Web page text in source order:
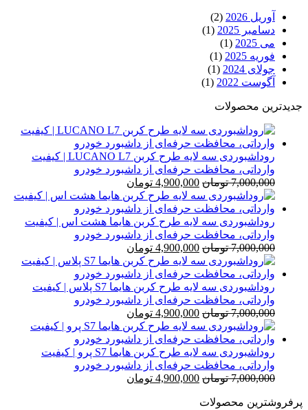
آوریل 2026
(2)
دسامبر 2025
(1)
می 2025
(1)
فوریه 2025
(1)
جولای 2024
(1)
آگوست 2022
(1)
جدیدترین محصولات
روداشبوردی سه‌ لایه طرح کربن LUCANO L7 | کیفیت
وارداتی، محافظت حرفه‌ای از داشبورد خودرو
7,000,000 تومان قیمت
اصلی
7,000,000 تومان
بود.
4,900,000 تومان
فعلی
4,900,000 تومان
است.
روداشبوردی سه‌ لایه طرح کربن هایما هشت اس | کیفیت
وارداتی، محافظت حرفه‌ای از داشبورد خودرو
7,000,000 تومان قیمت
اصلی
7,000,000 تومان
بود.
4,900,000 تومان
فعلی
4,900,000 تومان
است.
روداشبوردی سه‌ لایه طرح کربن هایما S7 پلاس | کیفیت
وارداتی، محافظت حرفه‌ای از داشبورد خودرو
7,000,000 تومان قیمت
اصلی
7,000,000 تومان
بود.
4,900,000 تومان
فعلی
4,900,000 تومان
است.
روداشبوردی سه‌ لایه طرح کربن هایما S7 پرو | کیفیت
وارداتی، محافظت حرفه‌ای از داشبورد خودرو
7,000,000 تومان قیمت
4,900,000 تومان
پرفروشترین محصولات